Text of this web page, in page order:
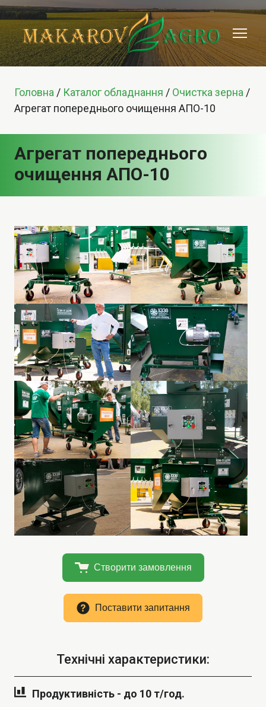
Головна / Каталог обладнання / Очистка зерна /
Агрегат попереднього очищення АПО-10
Агрегат попереднього
очищення АПО-10
Створити замовлення
Поставити запитання
Технічні характеристики:
Продуктивність - до 10 т/год.